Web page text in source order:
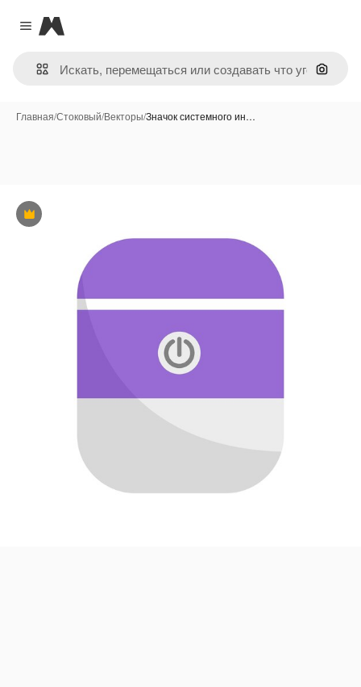
Close menu
Magnific
Поиск
Главная/Стоковый/Векторы/Значок системного ин…
Премиум